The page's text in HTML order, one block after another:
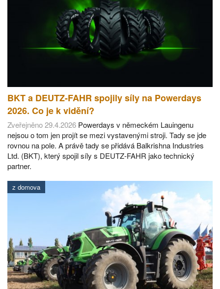
BKT a DEUTZ-FAHR spojily síly na Powerdays
2026. Co je k vidění?
Zveřejněno 29.4.2026 Powerdays v německém Lauingenu
nejsou o tom jen projít se mezi vystavenými stroji. Tady se jde
rovnou na pole. A právě tady se přidává Balkrishna Industries
Ltd. (BKT), který spojil síly s DEUTZ-FAHR jako technický
partner.
z domova